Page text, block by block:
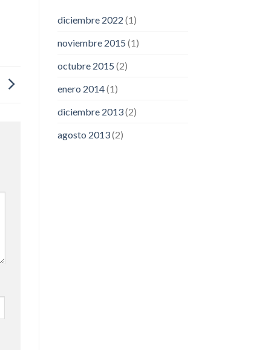
diciembre 2022 (1)
noviembre 2015 (1)
octubre 2015 (2)
enero 2014(1)
diciembre 2013(2)
agosto 2013(2)